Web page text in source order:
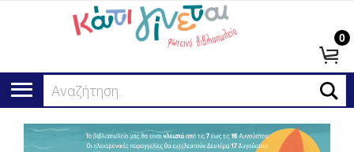
Αναζήτηση...
0